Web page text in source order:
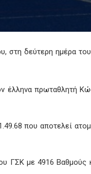
δεύτερη ημέρα
έλληνα πρωταθλητή
που αποτελεί
ΓΣΚ με 4916 Βαθμούς